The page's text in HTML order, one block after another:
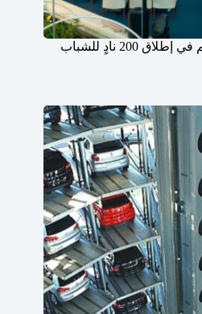
واحة الملك سلمان للعلوم تسهم في إطلاق 200 نادٍ للشباب